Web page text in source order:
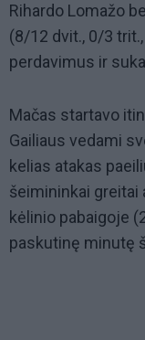
Rihardo Lomažo
(8/12 dvit., 0/3
perdavimus ir
Mačas startavo
Gailiaus vedami
kelias atakas
šeimininkai greitai
kėlinio pabaigoje
paskutinę minutę